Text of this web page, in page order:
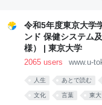
令和5年度東京大学
ンド 保健システム
様） | 東京大学
2065 users www.u-
人生 あとで読む
文化 言葉 東大